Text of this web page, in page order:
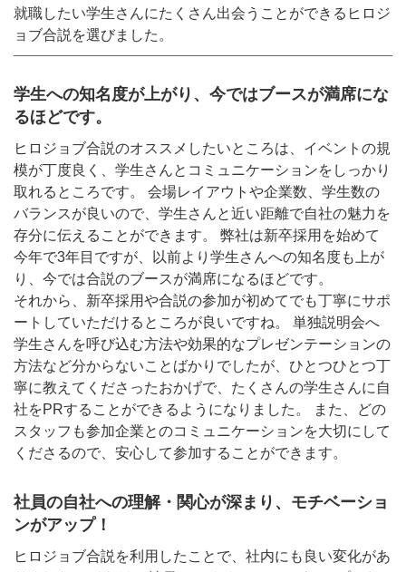
就職したい学生さんにたくさん出会うことができるヒロジ
ョブ合説を選びました。
学生への知名度が上がり、今ではブースが満席にな
るほどです。
ヒロジョブ合説のオススメしたいところは、イベントの規
模が丁度良く、学生さんとコミュニケーションをしっかり
取れるところです。 会場レイアウトや企業数、学生数の
バランスが良いので、学生さんと近い距離で自社の魅力を
存分に伝えることができます。 弊社は新卒採用を始めて
今年で3年目ですが、以前より学生さんへの知名度も上が
り、今では合説のブースが満席になるほどです。
それから、新卒採用や合説の参加が初めてでも丁寧にサポ
ートしていただけるところが良いですね。 単独説明会へ
学生さんを呼び込む方法や効果的なプレゼンテーションの
方法など分からないことばかりでしたが、ひとつひとつ丁
寧に教えてくださったおかげで、たくさんの学生さんに自
社をPRすることができるようになりました。 また、どの
スタッフも参加企業とのコミュニケーションを大切にして
くださるので、安心して参加することができます。
社員の自社への理解・関心が深まり、モチベーショ
ンがアップ！
ヒロジョブ合説を利用したことで、社内にも良い変化があ